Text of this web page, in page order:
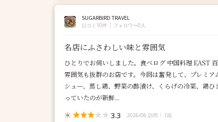
SUGARBIRD TRAVEL
口コミ10件 フォロワー0人
名店にふさわしい味と雰囲気
ひとりでお伺いしました。食べログ 中国料理 EAST
雰囲気も抜群のお店です。今回は奮発して、プレミ
シュー、蒸し鶏、野菜の酢漬け、くらげの冷菜、鶏
っていたのが新鮮...
3.3 2026/06 訪問 1回